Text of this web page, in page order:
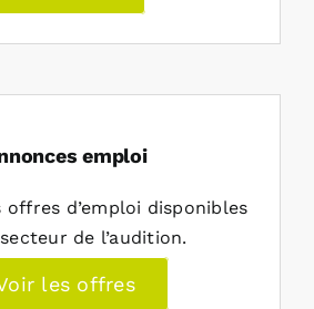
emploi
offres d’emploi disponibles
de l’audition.
les offres